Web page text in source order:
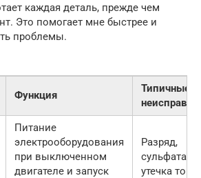
каждая деталь, прежде чем
Это помогает мне быстрее и
проблемы.
Функция
Типичные
Питание
электрооборудования
при выключенном
двигателе и запуск
Разряд,
утечка тока